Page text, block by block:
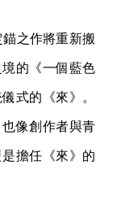
之作將重新搬
境的《一個藍色
式的《來》。
像創作者與青
擔任《來》的